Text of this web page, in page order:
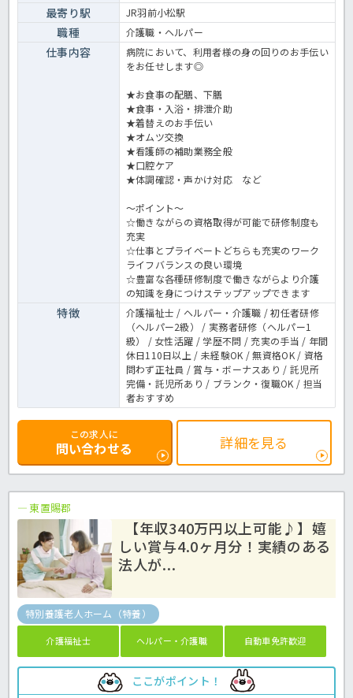
最寄り駅 JR羽前小松駅
職種 介護職・ヘルパー
仕事内容
病院において、利用者様の身の回りのお手伝い
をお任せします◎
★お食事の配膳、下膳
★食事・入浴・排泄介助
★着替えのお手伝い
★オムツ交換
★看護師の補助業務全般
★口腔ケア
★体調確認・声かけ対応 など
～ポイント～
☆働きながらの資格取得が可能で研修制度も
充実
☆仕事とプライベートどちらも充実のワーク
ライフバランスの良い環境
☆豊富な各種研修制度で働きながらより介護
の知識を身につけステップアップできます
特徴
介護福祉士 / ヘルパー・介護職 / 初任者研修
（ヘルパー2級） / 実務者研修（ヘルパー1
級） / 女性活躍 / 学歴不問 / 充実の手当 / 年間
休日110日以上 / 未経験OK / 無資格OK / 資格
問わず正社員 / 賞与・ボーナスあり / 託児所
完備・託児所あり / ブランク・復職OK / 担当
者おすすめ
この求人に
問い合わせる 詳細を見る
東置賜郡
【年収340万円以上可能♪】嬉
しい賞与4.0ヶ月分！実績のある
法人が...
特別養護老人ホーム（特養）
介護福祉士 ヘルパー・介護職 自動車免許歓迎
ここがポイント！